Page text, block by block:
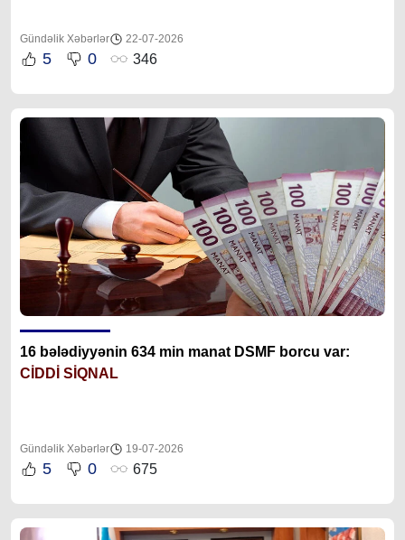
Gündəlik Xəbərlər 22-07-2026
5 0 346
16 bələdiyyənin 634 min manat DSMF borcu var:
CİDDİ SİQNAL
Gündəlik Xəbərlər 19-07-2026
5 0 675